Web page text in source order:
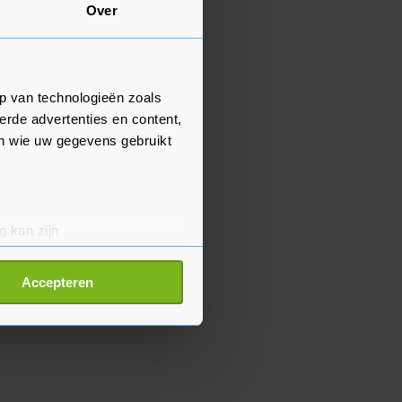
Over
van technologieën zoals
advertenties en content,
wie uw gegevens gebruikt
kan zijn
detailgedeelte
Accepteren